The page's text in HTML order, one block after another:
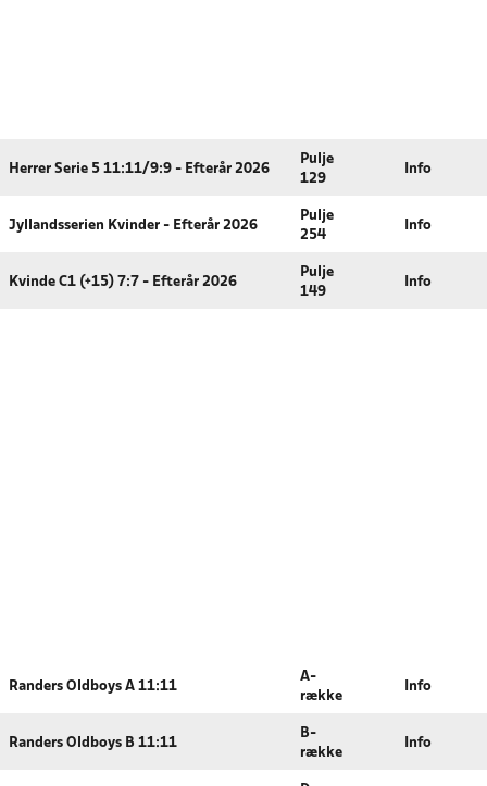
Herrer Serie 5 11:11/9:9 - Efterår 2026
Pulje
129
Info
Jyllandsserien Kvinder - Efterår 2026
Pulje
254
Info
Kvinde C1 (+15) 7:7 - Efterår 2026
Pulje
149
Info
Randers Oldboys A 11:11
A-
række
Info
Randers Oldboys B 11:11
B-
række
Info